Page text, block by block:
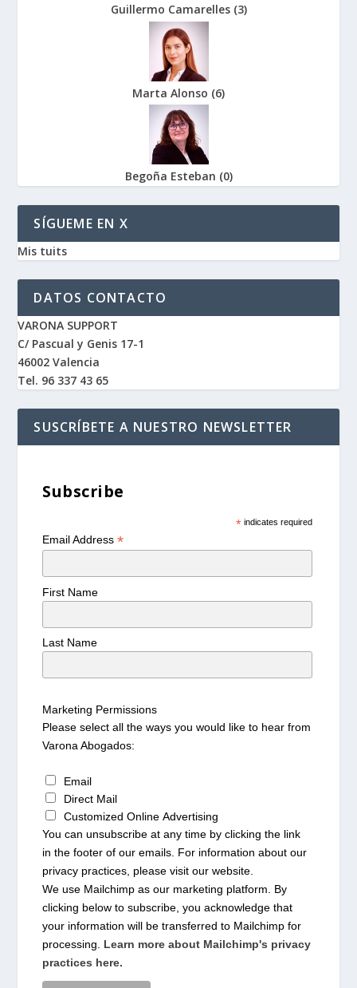
Guillermo Camarelles (3)
Marta Alonso (6)
Begoña Esteban (0)
SÍGUEME EN X
Mis tuits
DATOS CONTACTO
VARONA SUPPORT
C/ Pascual y Genis 17-1
46002 Valencia
Tel. 96 337 43 65
SUSCRÍBETE A NUESTRO NEWSLETTER
Subscribe
*indicates required
Email Address*
First Name
Last Name
Marketing Permissions
Please select all the ways you would like to hear from
Varona Abogados:
Email
Direct Mail
Customized Online Advertising
You can unsubscribe at any time by clicking the link
in the footer of our emails. For information about our
privacy practices, please visit our website.
We use Mailchimp as our marketing platform. By
clicking below to subscribe, you acknowledge that
your information will be transferred to Mailchimp for
processing. Learn more about Mailchimp's privacy
practices here.